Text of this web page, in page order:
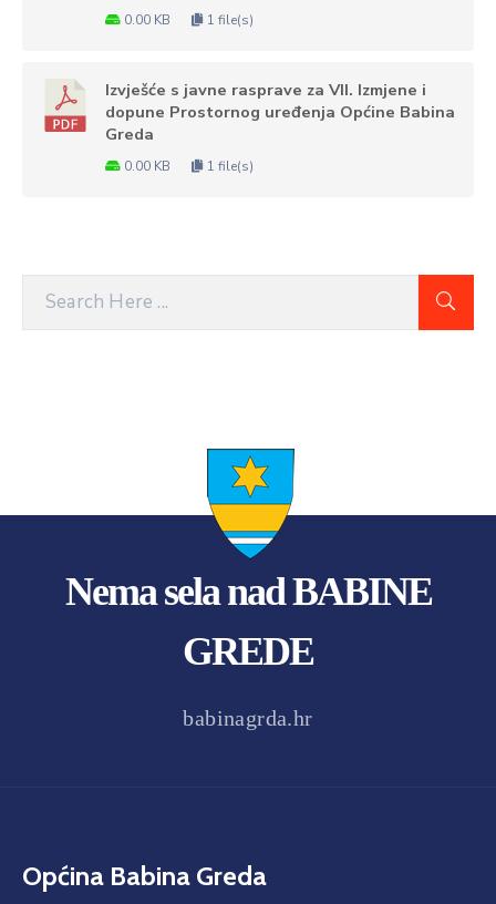
0.00 KB 1 file(s)
Izvješće s javne rasprave za VII. Izmjene i
dopune Prostornog uređenja Općine Babina
Greda
0.00 KB 1 file(s)
Nema sela nad BABINE
GREDE
babinagrda.hr
Općina Babina Greda